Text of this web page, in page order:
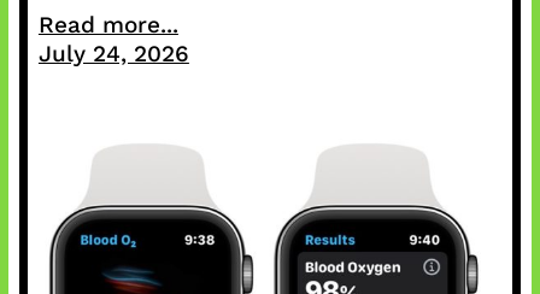
Read more...
July 24, 2026